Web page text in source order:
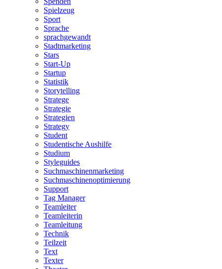
Spielzeug
Sport
Sprache
sprachgewandt
Stadtmarketing
Stars
Start-Up
Startup
Statistik
Storytelling
Stratege
Strategie
Strategien
Strategy
Student
Studentische Aushilfe
Studium
Styleguides
Suchmaschinenmarketing
Suchmaschinenoptimierung
Support
Tag Manager
Teamleiter
Teamleiterin
Teamleitung
Technik
Teilzeit
Text
Texter